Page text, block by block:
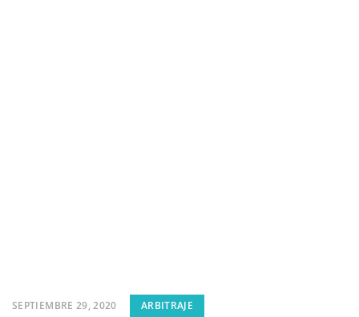
SEPTIEMBRE 29, 2020 ARBITRAJE